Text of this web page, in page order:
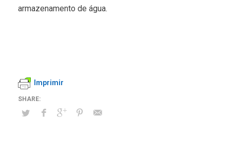
armazenamento de água.
Imprimir